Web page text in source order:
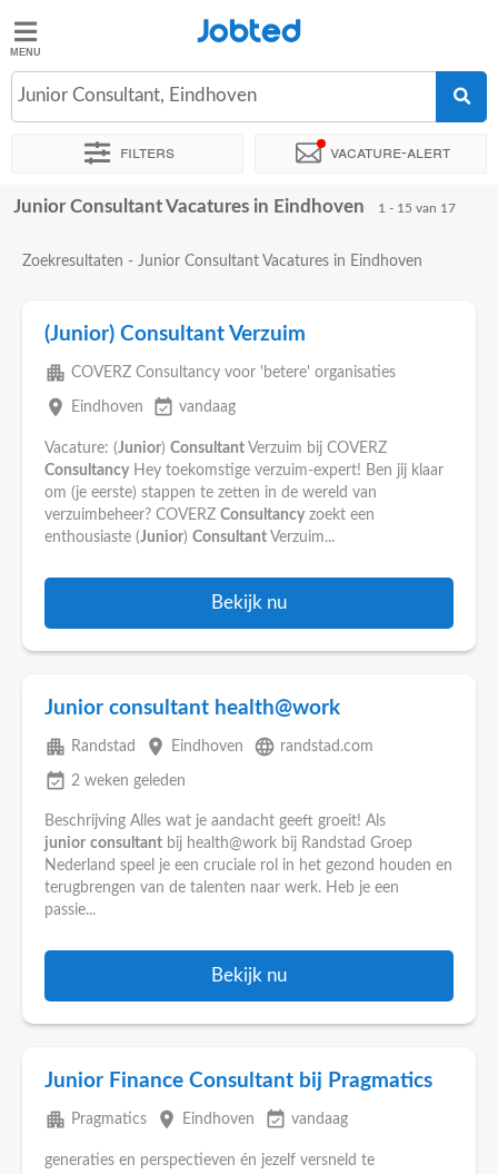
Jobted
Vacatures
Salarissen
Jobted
Junior Consultant, Eindhoven
Filters Vacature-alert
Sorteer op Exacte locatie Uitzendbureau Soort
Junior Consultant Vacatures in Eindhoven 1 - 15 van 17
Zoekresultaten - Junior Consultant Vacatures in Eindhoven
(Junior) Consultant Verzuim
apartment COVERZ Consultancy voor 'betere' organisaties
place Eindhoven event_available vandaag
Vacature: (Junior) Consultant Verzuim bij COVERZ
Consultancy Hey toekomstige verzuim-expert! Ben jij klaar
om (je eerste) stappen te zetten in de wereld van
verzuimbeheer? COVERZ Consultancy zoekt een
enthousiaste (Junior) Consultant Verzuim...
Bekijk nu
Junior consultant health@work
apartment Randstad place Eindhoven language randstad.com
event_available 2 weken geleden
Beschrijving Alles wat je aandacht geeft groeit! Als
junior consultant bij health@work bij Randstad Groep
Nederland speel je een cruciale rol in het gezond houden en
terugbrengen van de talenten naar werk. Heb je een
passie...
Bekijk nu
Junior Finance Consultant bij Pragmatics
apartment Pragmatics place Eindhoven event_available vandaag
generaties en perspectieven én jezelf versneld te